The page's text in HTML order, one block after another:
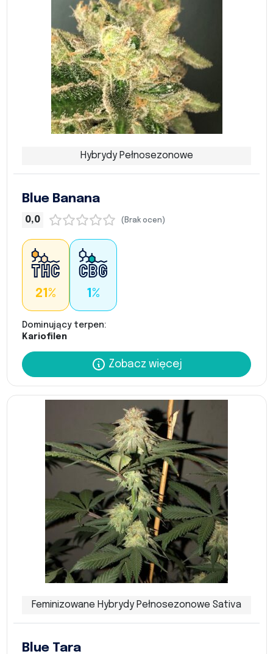
Hybrydy Pełnosezonowe
Blue Banana
0,0 (Brak ocen)
21% 1%
Dominujący terpen:
Kariofilen
Zobacz więcej
Feminizowane Hybrydy Pełnosezonowe Sativa
Blue Tara